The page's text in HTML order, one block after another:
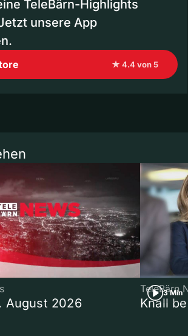
TeleBärn-Highlights
unsere App
★ 4.4 von 5
August 2026
3 Min
TeleBärn
Knall